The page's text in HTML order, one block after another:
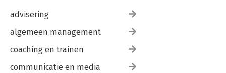
advisering
algemeen management
coaching en trainen
communicatie en media